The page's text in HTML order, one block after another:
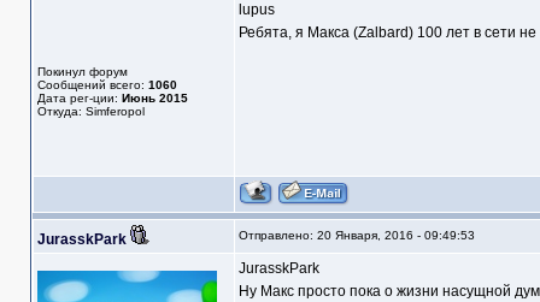
Покинул форум
Сообщений всего: 1060
Дата рег-ции: Июнь 2015
Откуда: Simferopol
lupus
Ребята, я Макса (Zalbard) 100 лет в сети
JurasskPark Отправлено: 20 Января, 2016 - 09:49:53
JurasskPark
Ну Макс просто пока о жизни насущной